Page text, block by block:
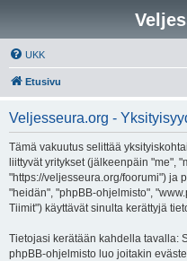
UKK
Etusivu
Veljesseura.org -
Tämä vakuutus selittää
liittyvät yritykset (jälkeenpäin "me",
"https://veljesseura.org/foorumi") ja
"heidän", "phpBB-ohjelmisto",
Tiimit") käyttävät sinulta kerättyjä
Tietojasi kerätään kahdella tavalla:
phpBB-ohjelmisto luo joitakin